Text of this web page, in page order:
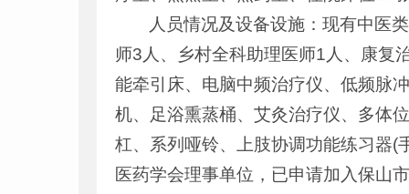
人员情况及设备设施：现有中医
师3人、乡村全科助理医师1人、康复
能牵引床、电脑中频治疗仪、低频脉
机、足浴熏蒸桶、艾灸治疗仪、多体
杠、系列哑铃、上肢协调功能练习器(
医药学会理事单位，已申请加入保山